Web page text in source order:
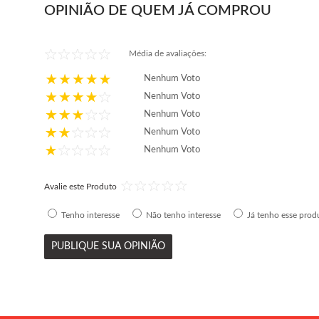
OPINIÃO DE QUEM JÁ COMPROU
Média de avaliações:
Nenhum Voto
Nenhum Voto
Nenhum Voto
Nenhum Voto
Nenhum Voto
Avalie este Produto
Tenho interesse Não tenho interesse Já tenho esse
PUBLIQUE SUA OPINIÃO